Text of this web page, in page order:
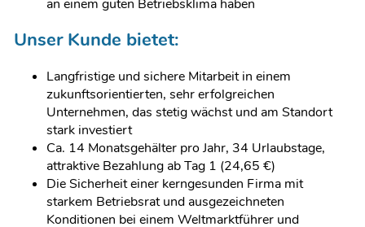
an einem guten Betriebsklima haben
Unser Kunde bietet:
Langfristige und sichere Mitarbeit in einem
zukunftsorientierten, sehr erfolgreichen
Unternehmen, das stetig wächst und am Standort
stark investiert
Ca. 14 Monatsgehälter pro Jahr, 34 Urlaubstage,
attraktive Bezahlung ab Tag 1 (24,65 €)
Die Sicherheit einer kerngesunden Firma mit
starkem Betriebsrat und ausgezeichneten
Konditionen bei einem Weltmarktführer und